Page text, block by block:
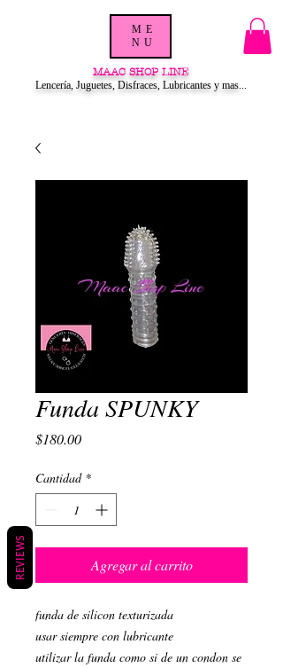
MAAC SHOP LINE
Lencería, Juguetes, Disfraces, Lubricantes y mas...
ME
NU
Funda SPUNKY
$180.00Precio
Cantidad *
Agregar al carrito
funda de silicon texturizada
usar siempre con lubricante
utilizar la funda como si de un condon se
REVIEWS